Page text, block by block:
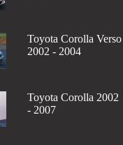
Toyota Corolla Verso
2002 - 2004
Toyota Corolla 2002
- 2007